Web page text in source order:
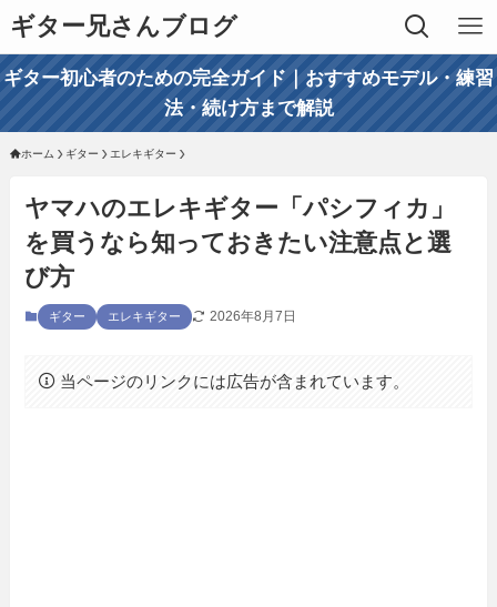
ギター兄さんブログ
ギター初心者のための完全ガイド｜おすすめモデル・練習
法・続け方まで解説
ホーム ギター エレキギター
ヤマハのエレキギター「パシフィカ」
を買うなら知っておきたい注意点と選
び方
ギター エレキギター 2026年8月7日
当ページのリンクには広告が含まれています。